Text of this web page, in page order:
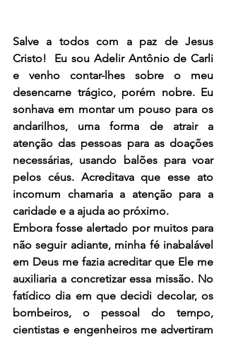
Salve a todos com a paz de Jesus
Cristo!  Eu sou Adelir Antônio de Carli
e venho contar-lhes sobre o meu
desencarne trágico, porém nobre. Eu
sonhava em montar um pouso para os
andarilhos, uma forma de atrair a
atenção das pessoas para as doações
necessárias, usando balões para voar
pelos céus. Acreditava que esse ato
incomum chamaria a atenção para a
caridade e a ajuda ao próximo.
Embora fosse alertado por muitos para
não seguir adiante, minha fé inabalável
em Deus me fazia acreditar que Ele me
auxiliaria a concretizar essa missão. No
fatídico dia em que decidi decolar, os
bombeiros, o pessoal do tempo,
cientistas e engenheiros me advertiram